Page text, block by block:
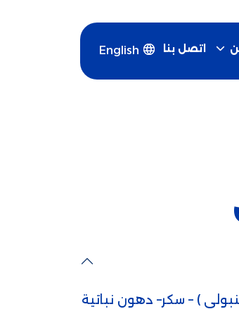
اتصل بنا English
) – سكر– دهون نباتية